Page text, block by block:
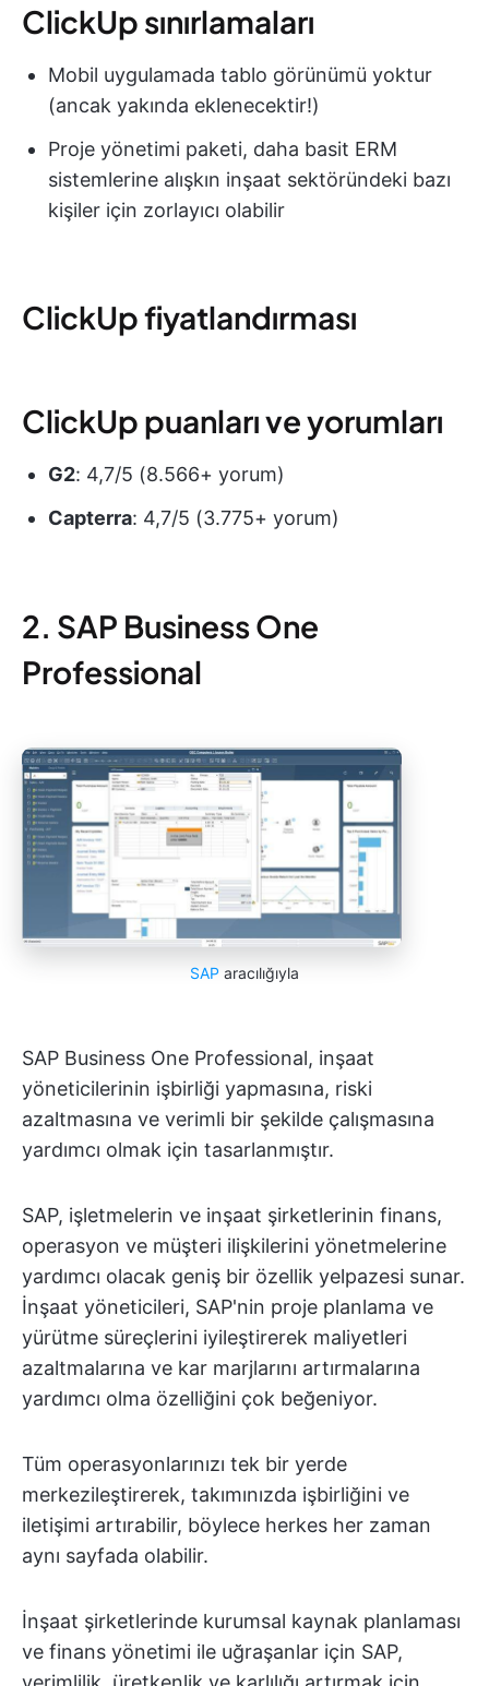
ClickUp sınırlamaları
Mobil uygulamada tablo görünümü yoktur
(ancak yakında eklenecektir!)
Proje yönetimi paketi, daha basit ERM
sistemlerine alışkın inşaat sektöründeki bazı
kişiler için zorlayıcı olabilir
ClickUp fiyatlandırması
ClickUp puanları ve yorumları
G2: 4,7/5 (8.566+ yorum)
Capterra: 4,7/5 (3.775+ yorum)
2. SAP Business One
Professional
SAP aracılığıyla
SAP Business One Professional, inşaat
yöneticilerinin işbirliği yapmasına, riski
azaltmasına ve verimli bir şekilde çalışmasına
yardımcı olmak için tasarlanmıştır.
SAP, işletmelerin ve inşaat şirketlerinin finans,
operasyon ve müşteri ilişkilerini yönetmelerine
yardımcı olacak geniş bir özellik yelpazesi sunar.
İnşaat yöneticileri, SAP'nin proje planlama ve
yürütme süreçlerini iyileştirerek maliyetleri
azaltmalarına ve kar marjlarını artırmalarına
yardımcı olma özelliğini çok beğeniyor.
Tüm operasyonlarınızı tek bir yerde
merkezileştirerek, takımınızda işbirliğini ve
iletişimi artırabilir, böylece herkes her zaman
aynı sayfada olabilir.
İnşaat şirketlerinde kurumsal kaynak planlaması
ve finans yönetimi ile uğraşanlar için SAP,